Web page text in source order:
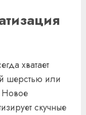
хватает
шерстью или
Новое
скучные